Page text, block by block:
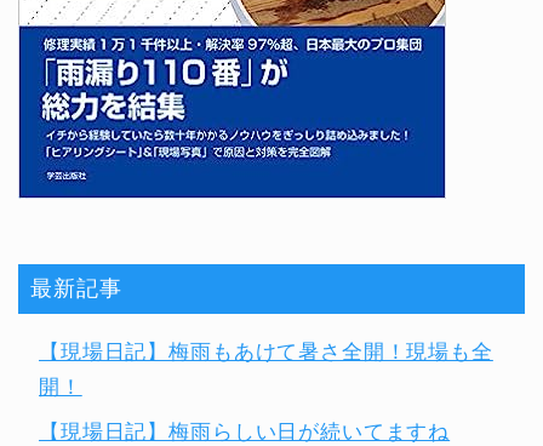
最新記事
【現場日記】梅雨もあけて暑さ全開！現場も全
開！
【現場日記】梅雨らしい日が続いてますね